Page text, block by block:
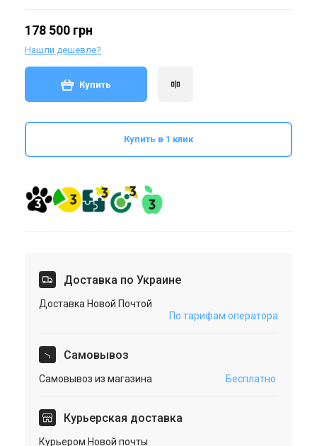
178 500 грн
Нашли дешевле?
Купить
Купить в 1 клик
Доставка по Украине
Доставка Новой Почтой
По тарифам оператора
Cамовывоз
Самовывоз из магазина Бесплатно
Курьерская доставка
Курьером Новой почты